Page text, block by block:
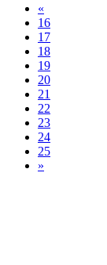
«
16
17
18
19
20
21
22
23
24
25
»